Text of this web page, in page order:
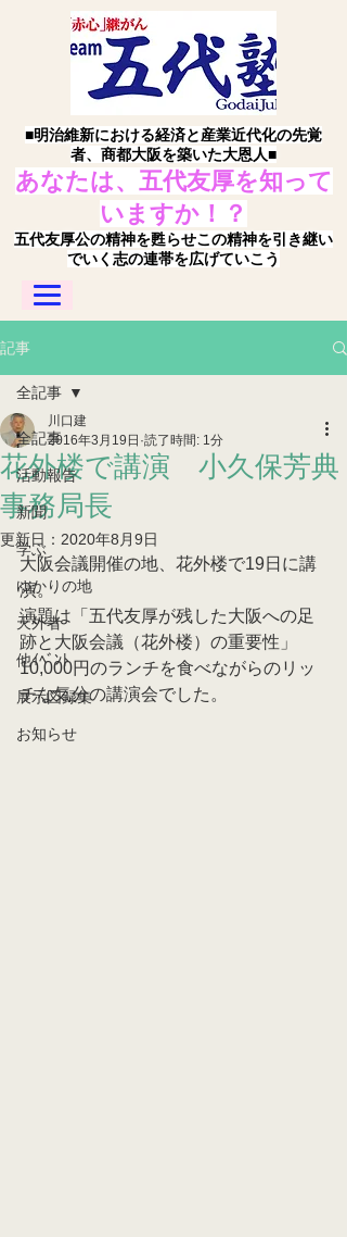
■明治維新における経済と産業近代化の先覚
者、商都大阪を築いた大恩人■
あなたは、五代友厚を知って
いますか！？
五代友厚公の精神を甦らせこの精神を引き継い
でいく志の連帯を広げていこう
記事
全記事
活動報告
新聞
学ぶ
ゆかりの地
天外者
他ｲﾍﾞﾝﾄ
展示図録集
お知らせ
全記事
花外楼で講演 小久保芳典
事務局長
川口建
2016年3月19日 読了時間: 1分
更新日： 2020年8月9日
大阪会議開催の地、花外楼で19日に講
演。
演題は「五代友厚が残した大阪への足
跡と大阪会議（花外楼）の重要性」
10,000円のランチを食べながらのリッ
チな気分の講演会でした。